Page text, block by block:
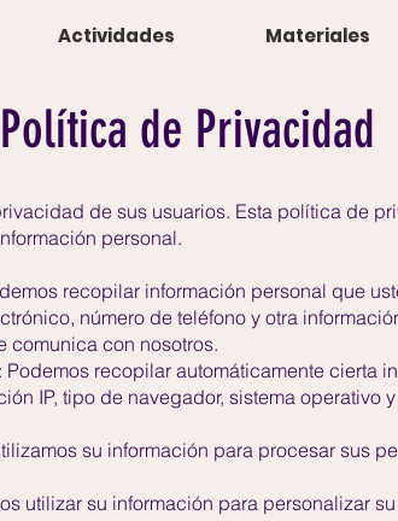
Actividades Materiales
Política de Privacidad
de sus usuarios. Esta política de
personal.
recopilar información personal que
número de teléfono y otra
comunica con nosotros.
recopilar automáticamente cierta
IP, tipo de navegador, sistema operativo
su información para procesar sus
utilizar su información para personalizar